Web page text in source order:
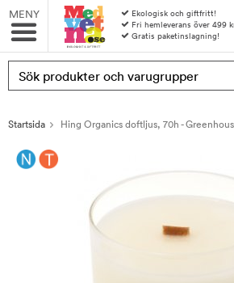
MENY
Ekologisk och giftfritt!
Fri hemleverans över 499
Gratis paketinslagning!
Produkten har blivit tillagd i
Startsida Hing Organics doftljus, 70h -